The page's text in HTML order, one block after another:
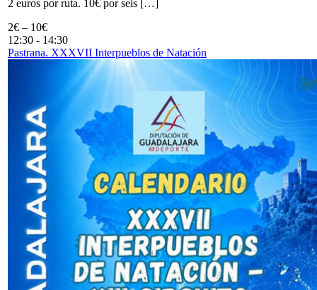
2 euros por ruta. 10€ por seis […]
2€ – 10€
12:30 - 14:30
Pastrana. XXXVII Interpueblos de Natación